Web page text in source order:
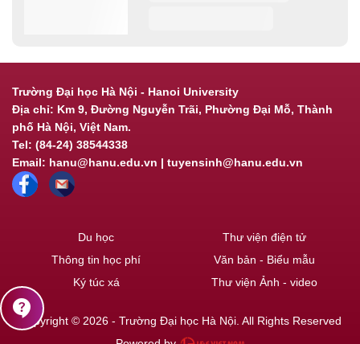
Trường Đại học Hà Nội - Hanoi University
Địa chỉ: Km 9, Đường Nguyễn Trãi, Phường Đại Mỗ, Thành
phố Hà Nội, Việt Nam.
Tel: (84-24) 38544338
Email: hanu@hanu.edu.vn | tuyensinh@hanu.edu.vn
Du học
Thông tin học phí
Ký túc xá
Thư viện điện tử
Văn bản - Biểu mẫu
Thư viện Ảnh - video
Copyright © 2026 - Trường Đại học Hà Nội. All Rights Reserved
contact_support